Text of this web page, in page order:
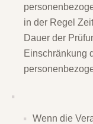
in der Regel
Dauer der
Einschränkung
Wenn die